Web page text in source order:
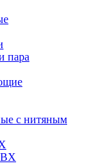
пара
с нитяным